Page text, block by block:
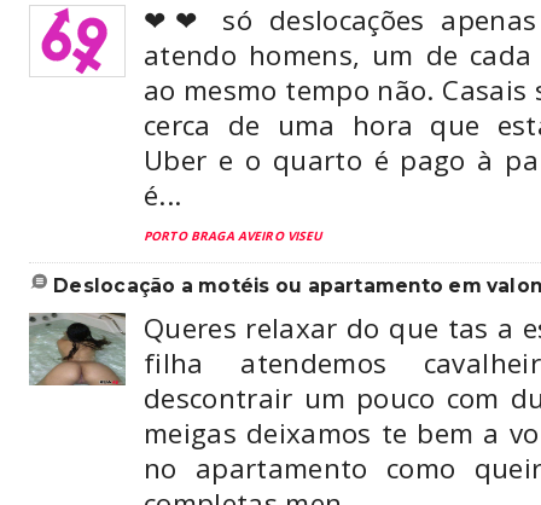
❤❤ só deslocações
atendo homens, um de
ao mesmo tempo não.
cerca de uma hora que
Uber e o quarto é pago à
é...
PORTO BRAGA AVEIRO VISEU
deslocação a motéis ou apartamento em
Queres relaxar do que tas a
filha atendemos
descontrair um pouco com
meigas deixamos te bem a
no apartamento como